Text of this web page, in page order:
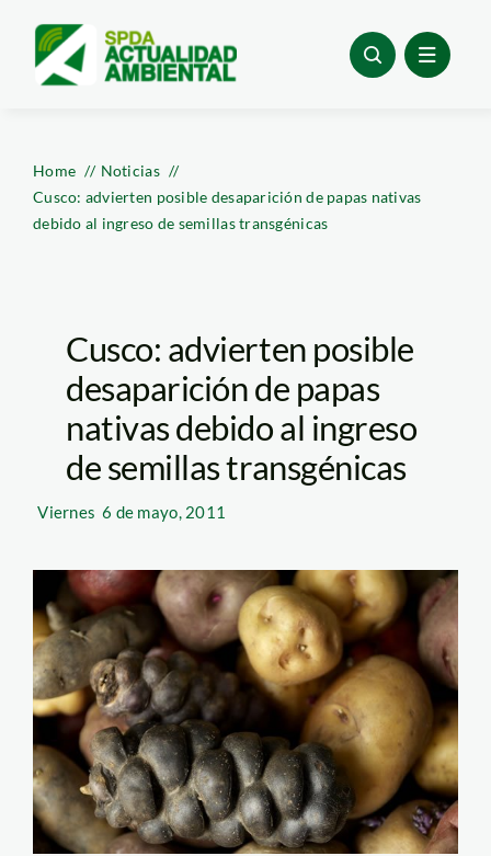
content
Home
Noticias
Cusco: advierten posible desaparición de papas nativas
debido al ingreso de semillas transgénicas
Cusco: advierten posible
desaparición de papas
nativas debido al ingreso
de semillas transgénicas
Viernes 6 de mayo, 2011